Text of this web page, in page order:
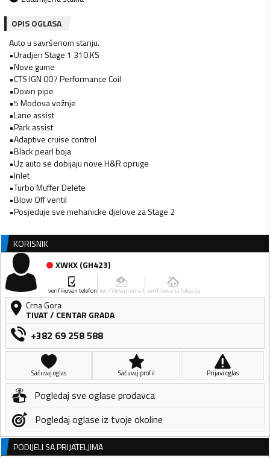
OPIS OGLASA
Auto u savršenom stanju.
•Uradjen Stage 1 310 KS
•Nove gume
•CTS IGN 007 Performance Coil
•Down pipe
•5 Modova vožnje
•Lane assist
•Park assist
•Adaptive cruise control
•Black pearl boja
•Uz auto se dobijaju nove H&R opruge
•Inlet
•Turbo Muffer Delete
•Blow Off ventil
•Posjeduje sve mehanicke djelove za Stage 2
KORISNIK
XWKX(GH423)
verifikovan telefon verifikovan email verifikovana lokacija
Crna Gora
TIVAT/ CENTAR GRADA
+382 69 258 588
Sačuvaj oglas Sačuvaj profil Prijavi oglas
Pogledaj sve oglase prodavca
Pogledaj oglase iz tvoje okoline
PODIJELI SA PRIJATELJIMA